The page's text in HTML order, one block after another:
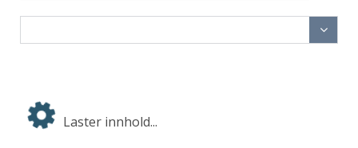
Laster innhold...